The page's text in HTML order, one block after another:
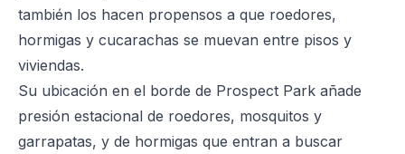
también los hacen propensos a que roedores,
hormigas y cucarachas se muevan entre pisos y
viviendas.
Su ubicación en el borde de Prospect Park añade
presión estacional de roedores, mosquitos y
garrapatas, y de hormigas que entran a buscar